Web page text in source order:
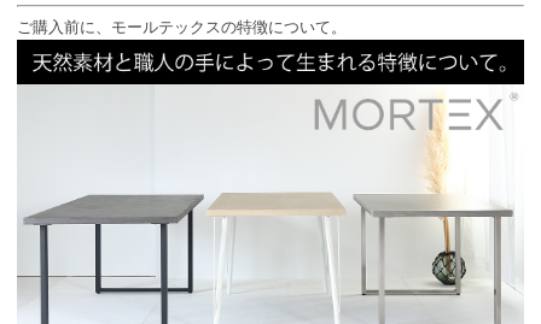
ご購入前に、モールテックスの特徴について。